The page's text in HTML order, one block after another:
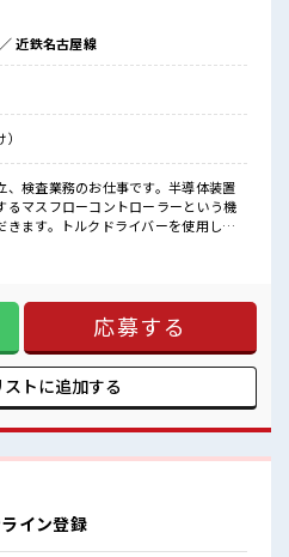
奇抜でなければOKです！
不安だけど、
！
指していきましょう！
近鉄名古屋線
、検査業務のお仕事です。半導体装置
るマスフローコントローラーという機
きます。トルクドライバーを使用して
をパソコンで入力したりする業務を
を希望される方にオススメ。 残業は
♪ ≪髪型自由≫ 基本的に髪色自由で明
ればOKです！ (規定有)≪ラクラク制服
、 毎日の服装の悩み解消♪ ≪未経験で
ことにチャレンジするのは不安だけ
が整っています！ イチからスキルUP・
談できる、 派遣のお仕事です！ ■職
自由♪ 派手過ぎなければOKだから、
応募する
トに追加する
イン登録